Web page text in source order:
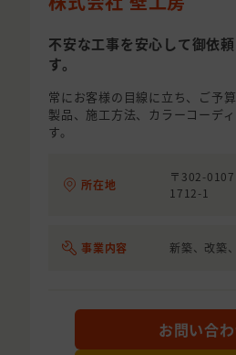
不安な工事を安心して御依
す。
常にお客様の目線に立ち、ご予
製品、施工方法、カラーコーデ
す。
所在地
〒302-
1712-1
事業内容 新築、改築
お問い合